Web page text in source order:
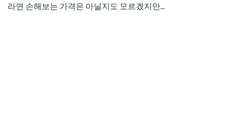
라면 손해보는 가격은 아닐지도 모르겠지만...